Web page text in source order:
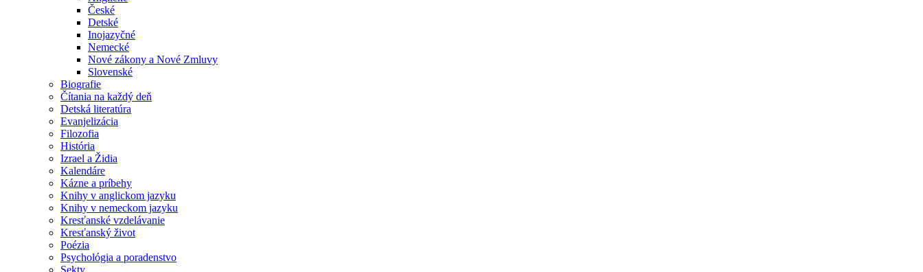
České
Detské
Inojazyčné
Nemecké
Nové zákony a Nové Zmluvy
Slovenské
Biografie
Čítania na každý deň
Detská literatúra
Evanjelizácia
Filozofia
História
Izrael a Židia
Kalendáre
Kázne a príbehy
Knihy v anglickom jazyku
Knihy v nemeckom jazyku
Kresťanské vzdelávanie
Kresťanský život
Poézia
Psychológia a poradenstvo
Sekty